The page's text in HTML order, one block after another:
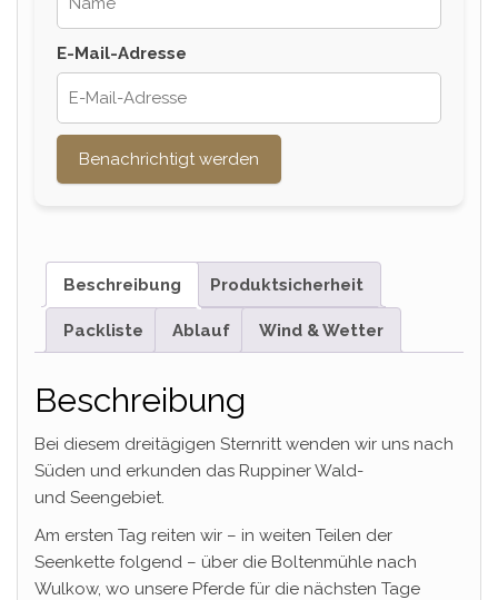
E-Mail-Adresse
Benachrichtigt werden
Beschreibung Produktsicherheit
Packliste Ablauf Wind & Wetter
Beschreibung
Bei diesem dreitägigen Sternritt wenden wir uns nach
Süden und erkunden das Ruppiner Wald-
und Seengebiet.
Am ersten Tag reiten wir – in weiten Teilen der
Seenkette folgend – über die Boltenmühle nach
Wulkow, wo unsere Pferde für die nächsten Tage